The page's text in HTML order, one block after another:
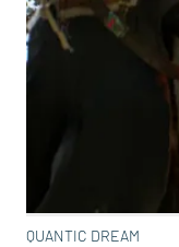
QUANTIC DREAM